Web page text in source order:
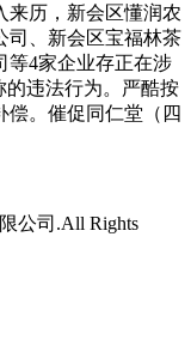
来历，新会区懂润农
司、新会区宝福林茶
等4家企业存正在涉
的违法行为。严酷按
偿。催促同仁堂（四
公司.All Rights